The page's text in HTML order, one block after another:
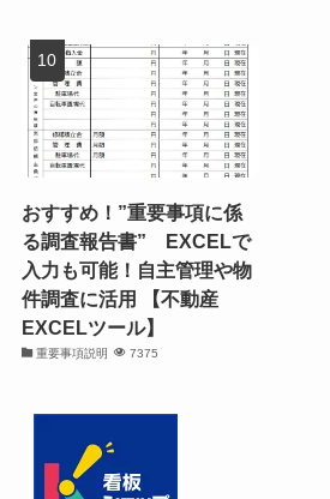
おすすめ！”重要事項に係
る調査報告書” EXCELで
入力も可能！自主管理や物
件調査に活用 【不動産
EXCELツール】
重要事項説明 7375